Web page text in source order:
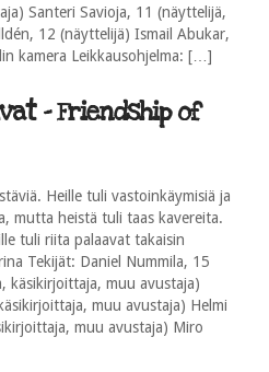
Santeri Savioja, 11 (näyttelijä,
12 (näyttelijä) Ismail Abukar,
kamera Leikkausohjelma: […]
- Friendship of
Heille tuli vastoinkäymisiä ja
mutta heistä tuli taas kavereita.
tuli riita palaavat takaisin
Tekijät: Daniel Nummila, 15
käsikirjoittaja, muu avustaja)
muu avustaja) Helmi
muu avustaja) Miro